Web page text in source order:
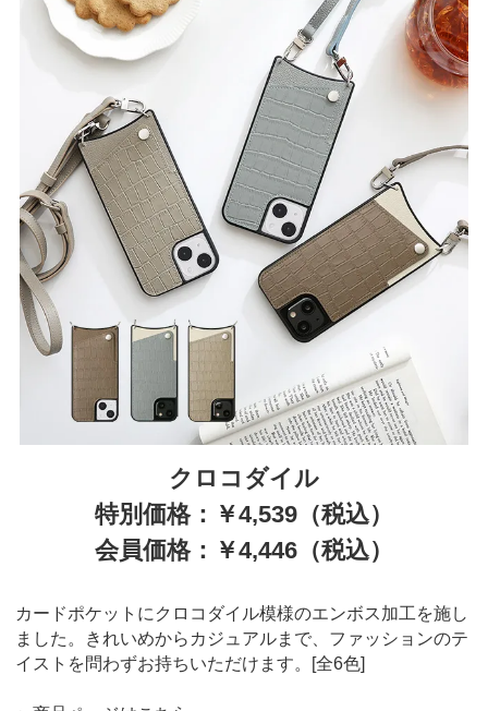
クロコダイル
特別価格：￥4,539（税込）
会員価格：￥4,446（税込）
カードポケットにクロコダイル模様のエンボス加工を施し
ました。きれいめからカジュアルまで、ファッションのテ
イストを問わずお持ちいただけます。[全6色]